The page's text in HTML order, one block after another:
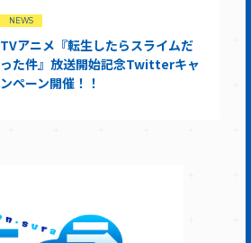
NEWS
TVアニメ『転生したらスライムだ
った件』放送開始記念Twitterキャ
ンペーン開催！！